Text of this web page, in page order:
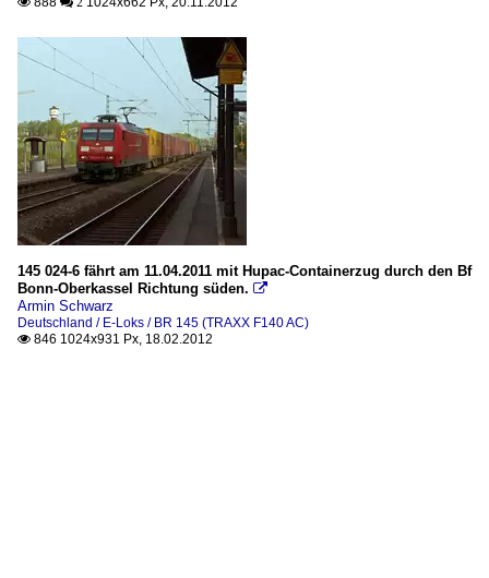
145 024-6 fährt am 11.04.2011 mit Hupac-Containerzug durch den Bf
Bonn-Oberkassel Richtung süden. 
Armin Schwarz
Deutschland / E-Loks / BR 145 (TRAXX F140 AC)
 846 1024x931 Px, 18.02.2012